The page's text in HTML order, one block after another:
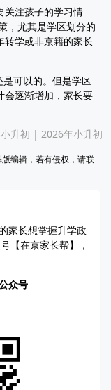
注孩子的学习情
，尤其是学区划分的
转学或非京籍的家长
可以的。但是学区
会逐渐增加，家长要
升初 | 2026年小升初
编辑，若有侵权，请联
长想掌握升学政
【在京家长帮】，
众号